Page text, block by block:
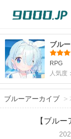
ブル
RPG
人気度
ブルーアーカイブ >
【ブル